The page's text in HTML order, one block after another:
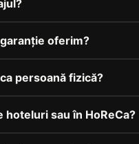
oferim?
persoană fizică?
hoteluri sau în HoReCa?